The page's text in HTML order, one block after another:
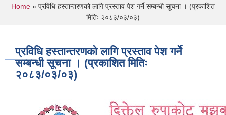
You are here
Home » प्रविधि हस्तान्तरणको लागि प्रस्ताव पेश गर्ने सम्बन्धी सूचना । (प्रकाशित
मितिः २०८३/०३/०३)
प्रविधि हस्तान्तरणको लागि प्रस्ताव पेश गर्ने
सम्बन्धी सूचना । (प्रकाशित मितिः
२०८३/०३/०३)